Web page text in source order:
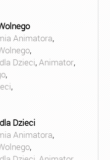
Animatora,
,
Dzieci,Animator,
,
,
Dzieci
Animatora,
,